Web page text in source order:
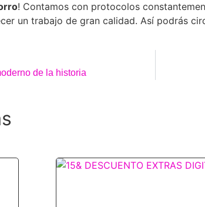
! Contamos con protocolos
un trabajo de gran calidad. Así podrás
de la historia